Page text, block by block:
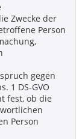
Zwecke der
Person
gegen
1 DS-GVO
fest, ob die
Person